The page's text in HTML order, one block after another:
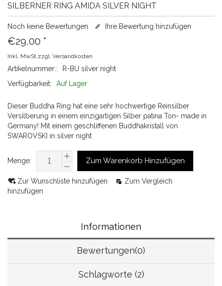
SILBERNER RING AMIDA SILVER NIGHT
Noch keine Bewertungen Ihre Bewertung hinzufügen
€29,00 *
Inkl. MwSt.zzgl. Versandkosten
Artikelnummer::
R-BU silver night
Verfügbarkeit:
Auf Lager
Dieser Buddha Ring hat eine sehr hochwertige Reinsilber
Versilberung in einem einzigartigen Silber patina Ton- made in
Germany! Mit einem geschliffenen Buddhakristall von
SWAROVSKI in silver night
Menge: Zum Warenkorb Hinzufügen
Zur Wunschliste hinzufügen
Zum Vergleich
hinzufügen
Informationen
Bewertungen(0)
Schlagworte (2)